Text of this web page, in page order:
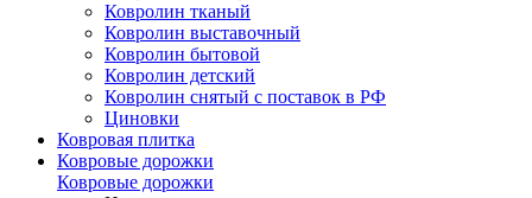
Ковролин тканый
Ковролин выставочный
Ковролин бытовой
Ковролин детский
Ковролин снятый с поставок в РФ
Циновки
Ковровая плитка
Ковровые дорожки
Ковровые дорожки